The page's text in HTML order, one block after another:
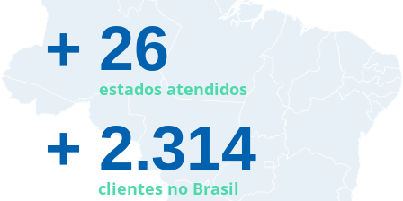
+ 26​
estados atendidos
+ 2.314
clientes no Brasil